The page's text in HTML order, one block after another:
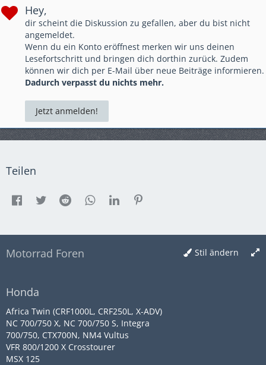
Hey,
dir scheint die Diskussion zu gefallen, aber du bist nicht
angemeldet.
Wenn du ein Konto eröffnest merken wir uns deinen
Lesefortschritt und bringen dich dorthin zurück. Zudem
können wir dich per E-Mail über neue Beiträge informieren.
Dadurch verpasst du nichts mehr.
Jetzt anmelden!
Teilen
Stil ändern
Motorrad Foren
Honda
Africa Twin (CRF1000L, CRF250L, X-ADV)
NC 700/750 X, NC 700/750 S, Integra
700/750, CTX700N, NM4 Vultus
VFR 800/1200 X Crosstourer
MSX 125